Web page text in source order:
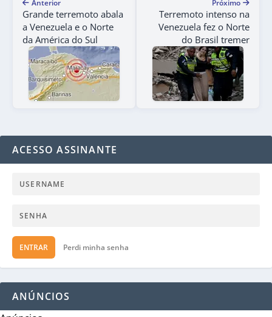
Anterior
Grande terremoto abala
a Venezuela e o Norte
da América do Sul
Próximo
Terremoto intenso na
Venezuela fez o Norte
do Brasil tremer
ACESSO ASSINANTE
ENTRAR Perdi minha senha
ANÚNCIOS